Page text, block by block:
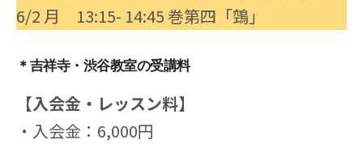
6/2 月 13:15- 14:45 巻第四「鵼」
＊吉祥寺・渋谷教室の受講料
【入会金・レッスン料】
・入会金：6,000円